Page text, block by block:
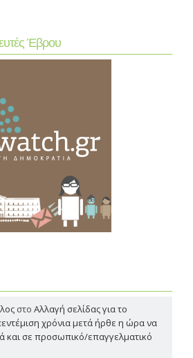
Έβρου
στο Αλλαγή σελίδας για το
χρόνια μετά ήρθε η ώρα να
σε προσωπικό/επαγγελματικό